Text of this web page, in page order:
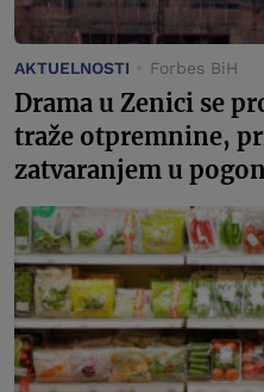
AKTUELNOSTI Forbes BiH
Drama u Zenici se
traže otpremnine,
zatvaranjem u